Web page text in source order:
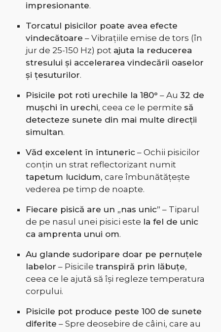
impresionante.
Torcatul pisicilor poate avea efecte
vindecătoare – Vibrațiile emise de tors (în
jur de 25-150 Hz) pot ajuta la reducerea
stresului și accelerarea vindecării oaselor
și țesuturilor.
Pisicile pot roti urechile la 180° – Au 32 de
mușchi în urechi, ceea ce le permite să
detecteze sunete din mai multe direcții
simultan.
Văd excelent în întuneric– Ochii pisicilor
conțin un strat reflectorizant numit
tapetum lucidum, care îmbunătățește
vederea pe timp de noapte.
Fiecare pisică are un „nas unic” – Tiparul
de pe nasul unei pisici este la fel de unic
ca amprenta unui om.
Au glande sudoripare doar pe pernuțele
labelor – Pisicile transpiră prin lăbuțe,
ceea ce le ajută să își regleze temperatura
corpului.
Pisicile pot produce peste 100 de sunete
diferite – Spre deosebire de câini, care au